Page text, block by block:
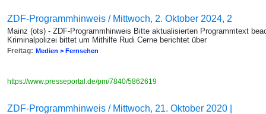
ZDF-Programmhinweis / Mittwoch, 2. Oktober 2024, 2
Mainz (ots) - ZDF-Programmhinweis Bitte aktualisierten Programmtext
Kriminalpolizei bittet um Mithilfe Rudi Cerne berichtet über
Freitag: Medien > Fernsehen
https://www.presseportal.de/pm/7840/5862619
ZDF-Programmhinweis / Mittwoch, 21. Oktober 2020 |